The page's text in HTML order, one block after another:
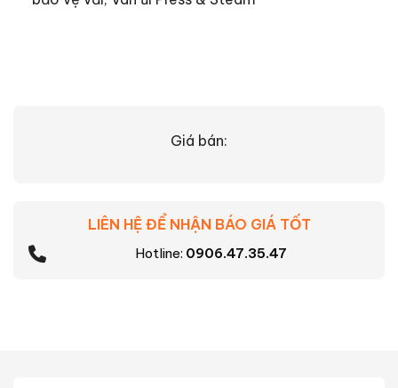
Giá bán:
LIÊN HỆ ĐỂ NHẬN BÁO GIÁ TỐT
Hotline: 0906.47.35.47